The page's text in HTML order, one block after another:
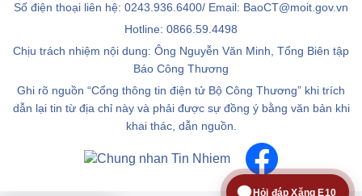
Số điện thoại liên hệ: 0243.936.6400/ Email: BaoCT@moit.gov.vn
Hotline: 0866.59.4498
Chịu trách nhiệm nội dung: Ông Nguyễn Văn Minh, Tổng Biên tập
Báo Công Thương
Ghi rõ nguồn “Cổng thông tin điện tử Bộ Công Thương” khi trích
dẫn lại tin từ địa chỉ này và phải được sự đồng ý bằng văn bản khi
khai thác, dẫn nguồn.
Hỏi đáp Xăng E10